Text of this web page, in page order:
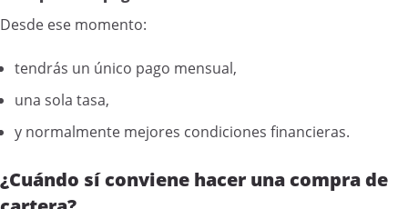
Desde ese momento:
tendrás un único pago mensual,
una sola tasa,
y normalmente mejores condiciones financieras.
¿Cuándo sí conviene hacer una compra de